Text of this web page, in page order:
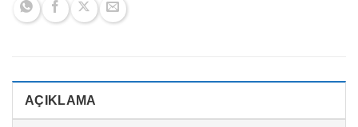
AÇIKLAMA